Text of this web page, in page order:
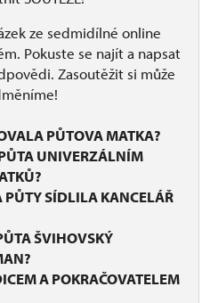
ze sedmidílné online
Pokuste se najít a napsat
Zasoutěžit si může
PŮTOVA MATKA?
UNIVERZÁLNÍM
PŮTY SÍDLILA KANCELÁŘ
ŠVIHOVSKÝ
A POKRAČOVATELEM